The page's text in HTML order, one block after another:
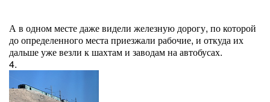
А в одном месте даже видели железную дорогу, по которой
до определенного места приезжали рабочие, и откуда их
дальше уже везли к шахтам и заводам на автобусах.
4.